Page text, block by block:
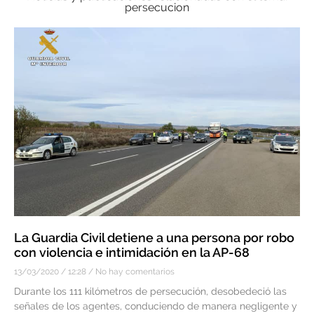
persecucion
La Guardia Civil detiene a una persona por robo
con violencia e intimidación en la AP-68
13/03/2020 12:28 No hay comentarios
Durante los 111 kilómetros de persecución, desobedeció las
señales de los agentes, conduciendo de manera negligente y